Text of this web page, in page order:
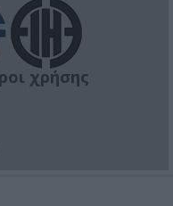
χρήσης